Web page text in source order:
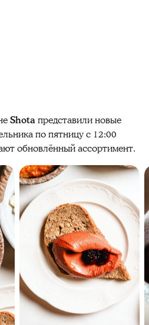
Shotaпредставили новые
по пятницу с 12:00
обновлённый ассортимент.